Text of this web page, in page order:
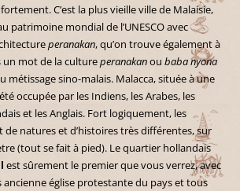
C’est la plus vieille ville de Malaisie,
patrimoine mondial de l’UNESCO avec
peranakan, qu’on trouve également à
un mot de la cultureperanakanou baba nyona
métissage sino-malais. Malacca, située à une
occupée par les Indiens, les Arabes, les
et les Anglais. Fort logiquement, les
de natures et d’histoires très différentes, sur
(tout se fait à pied). Le quartier hollandais
est sûrement le premier que vous verrez, avec
ancienne église protestante du pays et tous